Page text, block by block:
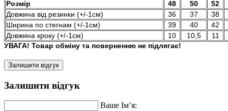
Розмір 48 50
52
Довжина від резинки (+/-1см)
36 37
38
Ширина по стегнам (+/-1см)
39 40
42
Довжина кроку (+/-1см)
10 10,5
11
УВАГА! Товар обміну та поверненню не підлягає!
Залишити відгук
Залишити відгук
Ваше Ім’я: